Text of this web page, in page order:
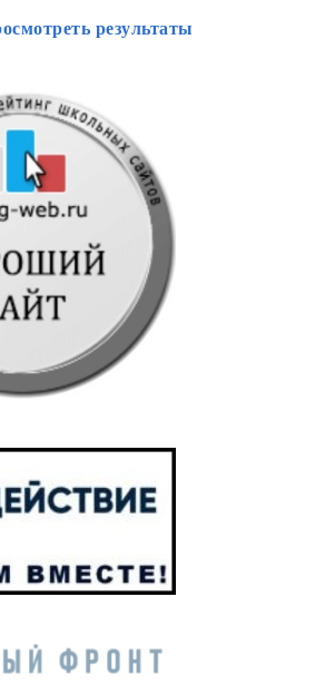
результаты